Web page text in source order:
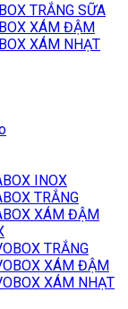
TRẮNG SỮA
XÁM ĐẬM
XÁM NHẠT
INOX
TRẮNG
XÁM ĐẬM
TRẮNG
XÁM ĐẬM
XÁM NHẠT